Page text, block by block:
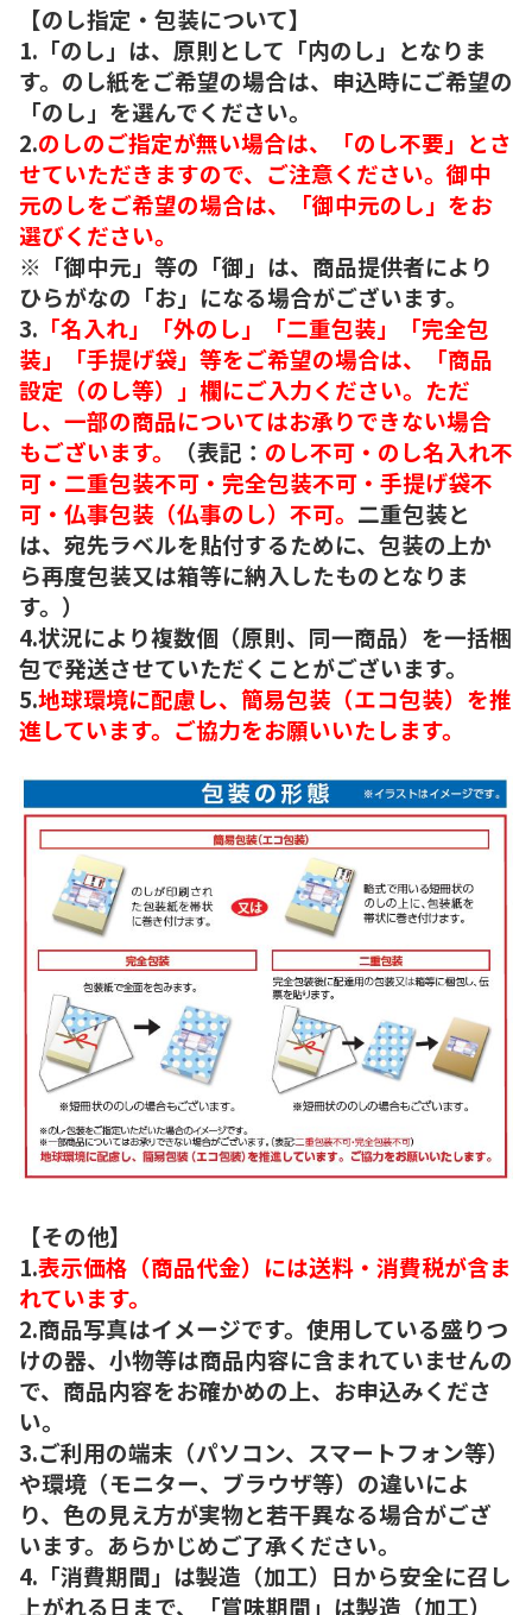
【のし指定・包装について】
1.「のし」は、原則として「内のし」となりま
す。のし紙をご希望の場合は、申込時にご希望の
「のし」を選んでください。
2.のしのご指定が無い場合は、「のし不要」とさ
せていただきますので、ご注意ください。御中
元のしをご希望の場合は、「御中元のし」をお
選びください。
※「御中元」等の「御」は、商品提供者により
ひらがなの「お」になる場合がございます。
3. 「名入れ」「外のし」「二重包装」「完全包
装」「手提げ袋」等をご希望の場合は、「商品
設定（のし等）」欄にご入力ください。ただ
し、一部の商品についてはお承りできない場合
もございます。
（表記： のし不可・のし名入れ不
可・二重包装不可・完全包装不可・手提げ袋不
可・仏事包装（仏事のし）不可。 二重包装と
は、宛先ラベルを貼付するために、包装の上か
ら再度包装又は箱等に納入したものとなりま
す。）
4.状況により複数個（原則、同一商品）を一括梱
包で発送させていただくことがございます。
5.地球環境に配慮し、簡易包装（エコ包装）を推
進しています。ご協力をお願いいたします。
【その他】
1.表示価格（商品代金）には送料・消費税が含ま
れています。
2.商品写真はイメージです。使用している盛りつ
けの器、小物等は商品内容に含まれていませんの
で、商品内容をお確かめの上、お申込みくださ
い。
3.ご利用の端末（パソコン、スマートフォン等）
や環境（モニター、ブラウザ等）の違いによ
り、色の見え方が実物と若干異なる場合がござ
います。あらかじめご了承ください。
4.「消費期間」は製造（加工）日から安全に召し
上がれる日まで、「賞味期間」は製造（加工）